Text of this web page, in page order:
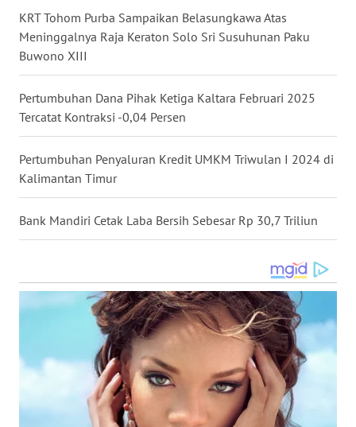
KRT Tohom Purba Sampaikan Belasungkawa Atas
Meninggalnya Raja Keraton Solo Sri Susuhunan Paku
Buwono XIII
Pertumbuhan Dana Pihak Ketiga Kaltara Februari 2025
Tercatat Kontraksi -0,04 Persen
Pertumbuhan Penyaluran Kredit UMKM Triwulan I 2024 di
Kalimantan Timur
Bank Mandiri Cetak Laba Bersih Sebesar Rp 30,7 Triliun
WN
KALBAR
WN
KALTENG
WN
KALTARA
KALSEL
KALTIM
GORONTALO